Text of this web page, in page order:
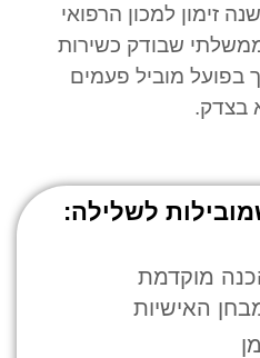
זימון למכון הרפואי
שבודק כשירות
בפועל מוביל פעמים
בצדק.
לשלילה:
מוקדמת
האישיות